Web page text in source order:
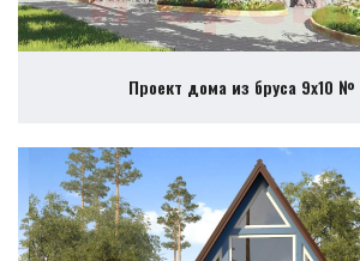
Проект дома из бруса 9х10